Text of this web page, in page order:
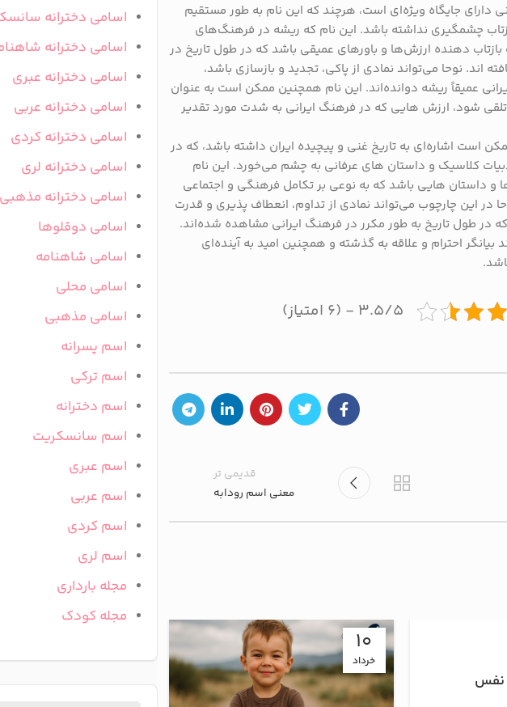
دارای جایگاه ویژه‌ای است، هرچند که این نام به طور مستقیم
چشمگیری نداشته باشد. این نام که ریشه در فرهنگ‌های
دهنده ارزش‌ها و باورهای عمیقی باشد که در طول تاریخ در
اند. نوحا می‌تواند نمادی از پاکی، تجدید و بازسازی باشد،
عمیقاً ریشه دوانده‌اند. این نام همچنین ممکن است به عنوان
شود، ارزش ‌هایی که در فرهنگ ایرانی به شدت مورد تقدیر
ممکن است اشاره‌ای به تاریخ غنی و پیچیده ایران داشته باشد، که در
کلاسیک و داستان‌ های عرفانی به چشم می‌خورد. این نام
و داستان‌ هایی باشد که به نوعی بر تکامل فرهنگی و اجتماعی
در این چارچوب می‌تواند نمادی از تداوم، انعطاف ‌پذیری و قدرت
در طول تاریخ به طور مکرر در فرهنگ ایرانی مشاهده شده‌اند.
بیانگر احترام و علاقه به گذشته و همچنین امید به آینده‌ای
۳.۵/۵ - (۶ امتیاز)
قدیمی تر
معنی اسم رودابه
نفس
10
خرداد اردیبهشت
اسامی دخترانه
اسامی دخترانه
اسامی دخترانه عبری
اسامی دخترانه عربی
اسامی دخترانه کردی
اسامی دخترانه لری
اسامی دخترانه مذهبی
اسامی دوقلوها
اسامی شاهنامه
اسامی محلی
اسامی مذهبی
اسم پسرانه
اسم ترکی
اسم دخترانه
اسم سانسکریت
اسم عبری
اسم عربی
اسم کردی
اسم لری
مجله بارداری
مجله کودک